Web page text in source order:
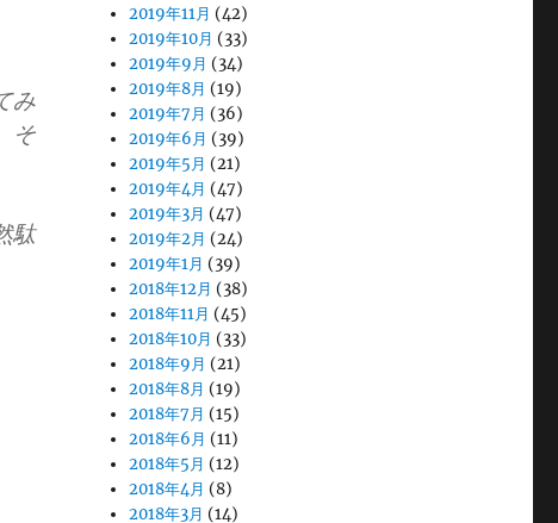
み
そ
駄
2019年11月 (42)
2019年10月 (33)
2019年9月 (34)
2019年8月 (19)
2019年7月 (36)
2019年6月 (39)
2019年5月 (21)
2019年4月 (47)
2019年3月 (47)
2019年2月 (24)
2019年1月 (39)
2018年12月 (38)
2018年11月 (45)
2018年10月 (33)
2018年9月 (21)
2018年8月 (19)
2018年7月 (15)
2018年6月 (11)
2018年5月 (12)
2018年4月 (8)
2018年3月 (14)